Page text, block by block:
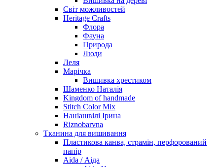
Світ можливостей
Heritage Crafts
Флора
Фауна
Природа
Люди
Леля
Марічка
Вишивка хрестиком
Шаменко Наталія
Kingdom of handmade
Stitch Color Mix
Наніашвілі Ірина
Riznobarvna
Тканина для вишивання
Пластикова канва, страмін, перфорований
папір
Aida / Аіда